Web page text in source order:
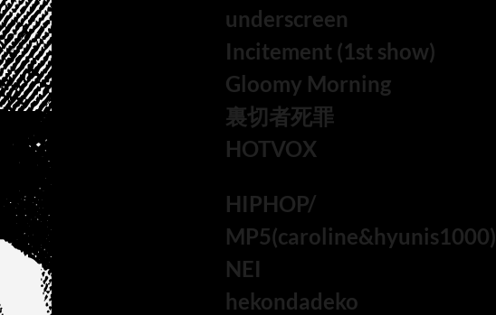
underscreen
Incitement (1st show)
Gloomy Morning
裏切者死罪
HOTVOX
HIPHOP/
MP5(caroline&hyunis1000)
NEI
hekondadeko